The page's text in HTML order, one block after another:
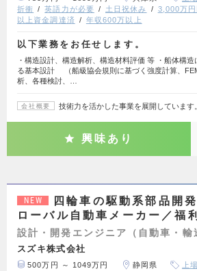
折衝
英語力が必要 土日祝休み 3,000万
以上資金調達済
年収600万以上
以下業務をお任せします。
・構造設計、構造解析、構造材料評価 等 ・船体構造
る基本設計 （船級協会規則に基づく強度計算、
析、各種検討、…
会社概要 技術力を活かした事業を展開しています
興味あり
NEW
四輪車の駆動系部品開
ローバル自動車メーカー／福
設計・開発エンジニア（自動車・輸
スズキ株式会社
500万円 ～ 1049万円 静岡県 上